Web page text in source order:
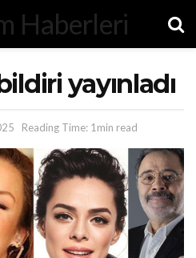
yayınladı
Reading Time: 1min read